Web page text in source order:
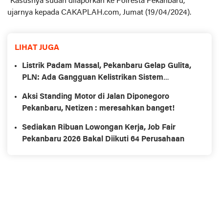
ujarnya kepada CAKAPLAH.com, Jumat (19/04/2024).
LIHAT JUGA
Listrik Padam Massal, Pekanbaru Gelap Gulita,
PLN: Ada Gangguan Kelistrikan Sistem
Aksi Standing Motor di Jalan Diponegoro
Pekanbaru, Netizen : meresahkan banget!
Sediakan Ribuan Lowongan Kerja, Job Fair
Pekanbaru 2026 Bakal Diikuti 64 Perusahaan